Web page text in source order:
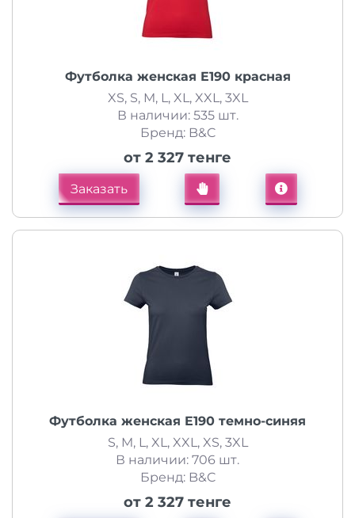
Футболка женская E190 красная
XS, S, M, L, XL, XXL, 3XL
В наличии: 535 шт.
Бренд: B&C
от 2 327 тенге
Заказать
Футболка женская E190 темно-синяя
S, M, L, XL, XXL, XS, 3XL
В наличии: 706 шт.
Бренд: B&C
от 2 327 тенге